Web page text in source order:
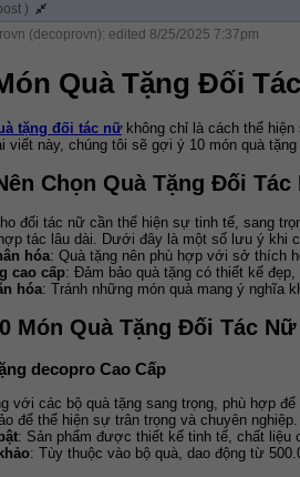
)
(decoprovn): edited 8/25/2025 7:37pm
Quà Tặng Đối
tặng đối tác nữ không chỉ là cách thể hiện
viết này, chúng tôi sẽ gợi ý 10 món quà
Chọn Quà Tặng Đối Tác
đối tác nữ cần thể hiện sự tinh tế, sang
tác lâu dài. Dưới đây là một số lưu ý khi
hóa: Quà tặng nên phù hợp với sở thích
cao cấp: Đảm bảo quà tặng có thiết kế
hóa: Tránh những món quà mang ý nghĩa
Món Quà Tặng Đối Tác
decopro Cao Cấp
với các bộ quà tặng sang trọng, phù hợp
để thể hiện sự trân trọng và chuyên nghiệp.
: Sản phẩm được thiết kế tinh tế, chất liệu
: Tùy thuộc vào bộ quà, dao động từ